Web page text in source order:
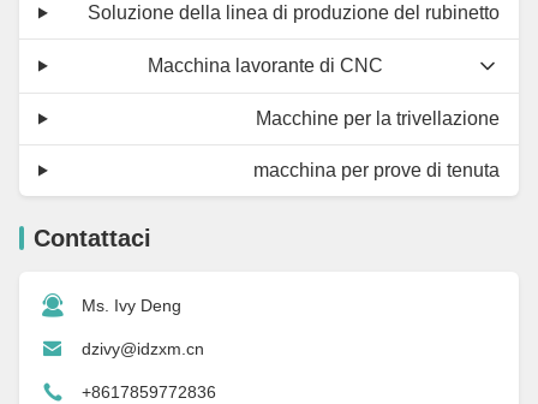
Soluzione della linea di produzione del rubinetto
Macchina lavorante di CNC
Macchine per la trivellazione
macchina per prove di tenuta
Contattaci
Ms. Ivy Deng
dzivy@idzxm.cn
+8617859772836